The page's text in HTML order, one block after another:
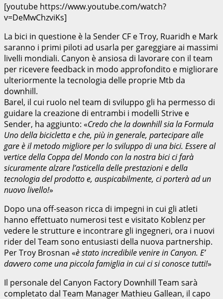
[youtube https://www.youtube.com/watch?
v=DeMwChzviKs]
La bici in questione è la Sender CF e Troy, Ruaridh e Mark
saranno i primi piloti ad usarla per gareggiare ai massimi
livelli mondiali. Canyon è ansiosa di lavorare con il team
per ricevere feedback in modo approfondito e migliorare
ulteriormente la tecnologia delle proprie Mtb da
downhill.
Barel, il cui ruolo nel team di sviluppo gli ha permesso di
guidare la creazione di entrambi i modelli Strive e
Sender, ha aggiunto: «Credo che la downhill sia la Formula
Uno della bicicletta e che, più in generale, partecipare alle
gare è il metodo migliore per lo sviluppo di una bici. Essere al
vertice della Coppa del Mondo con la nostra bici ci farà
sicuramente alzare l’asticella delle prestazioni e della
tecnologia del prodotto e, auspicabilmente, ci porterà ad un
nuovo livello!»
Dopo una off-season ricca di impegni in cui gli atleti
hanno effettuato numerosi test e visitato Koblenz per
vedere le strutture e incontrare gli ingegneri, ora i nuovi
rider del Team sono entusiasti della nuova partnership.
Per Troy Brosnan «è stato incredibile venire in Canyon. E’
davvero come una piccola famiglia in cui ci si conosce tutti!»
Il personale del Canyon Factory Downhill Team sarà
completato dal Team Manager Mathieu Gallean, il capo